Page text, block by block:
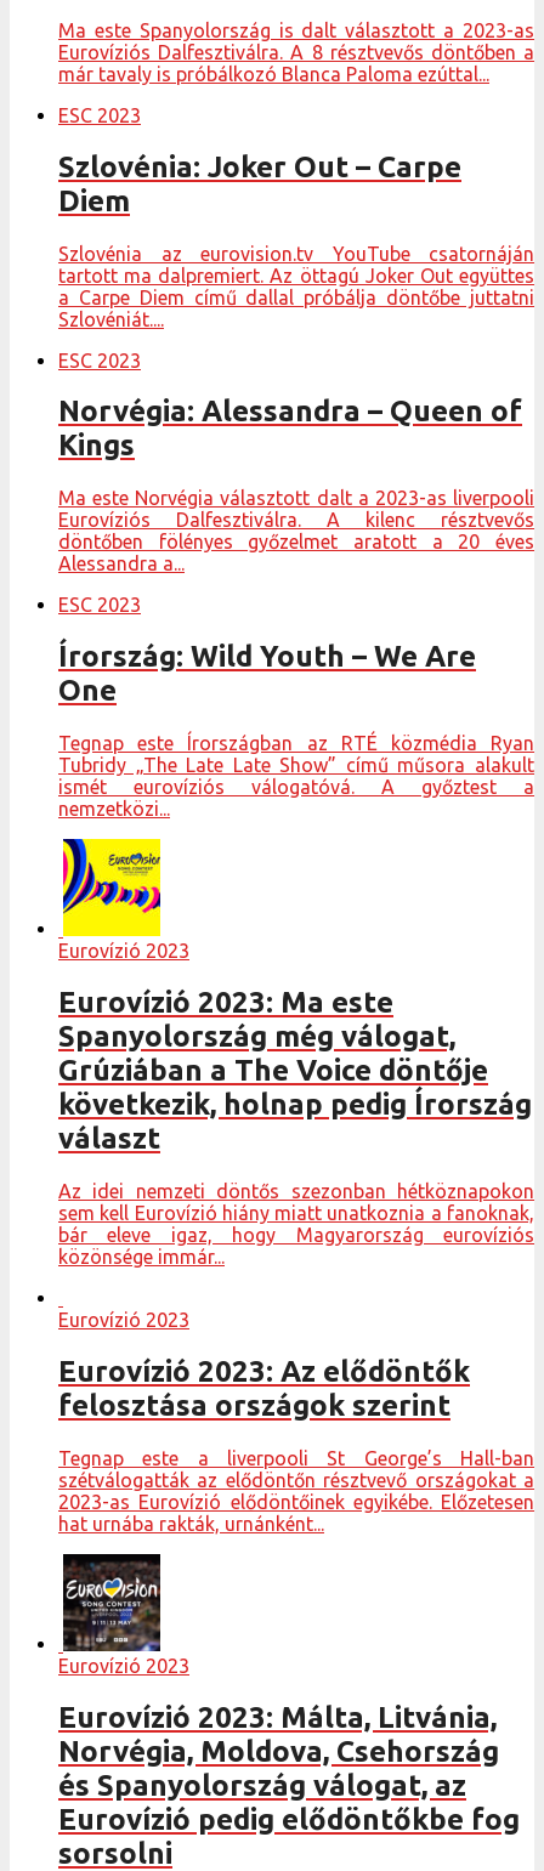
Ma este Spanyolország is dalt választott a 2023-as
Eurovíziós Dalfesztiválra. A 8 résztvevős döntőben a
már tavaly is próbálkozó Blanca Paloma ezúttal...
ESC 2023
Szlovénia: Joker Out – Carpe
Diem
Szlovénia az eurovision.tv YouTube csatornáján
tartott ma dalpremiert. Az öttagú Joker Out együttes
a Carpe Diem című dallal próbálja döntőbe juttatni
Szlovéniát....
ESC 2023
Norvégia: Alessandra – Queen of
Kings
Ma este Norvégia választott dalt a 2023-as liverpooli
Eurovíziós Dalfesztiválra. A kilenc résztvevős
döntőben fölényes győzelmet aratott a 20 éves
Alessandra a...
ESC 2023
Írország: Wild Youth – We Are
One
Tegnap este Írországban az RTÉ közmédia Ryan
Tubridy „The Late Late Show” című műsora alakult
ismét eurovíziós válogatóvá. A győztest a
nemzetközi...
Eurovízió 2023
Eurovízió 2023: Ma este
Spanyolország még válogat,
Grúziában a The Voice döntője
következik, holnap pedig Írország
választ
Az idei nemzeti döntős szezonban hétköznapokon
sem kell Eurovízió hiány miatt unatkoznia a fanoknak,
bár eleve igaz, hogy Magyarország eurovíziós
közönsége immár...
Eurovízió 2023
Eurovízió 2023: Az elődöntők
felosztása országok szerint
Tegnap este a liverpooli St George’s Hall-ban
szétválogatták az elődöntőn résztvevő országokat a
2023-as Eurovízió elődöntőinek egyikébe. Előzetesen
hat urnába rakták, urnánként...
Eurovízió 2023
Eurovízió 2023: Málta, Litvánia,
Norvégia, Moldova, Csehország
és Spanyolország válogat, az
Eurovízió pedig elődöntőkbe fog
sorsolni